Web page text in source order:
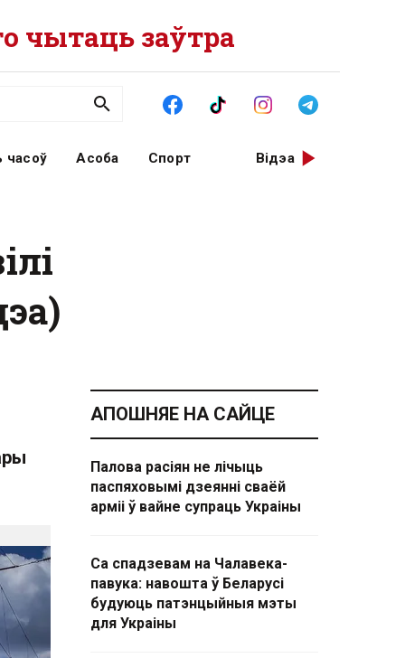
чытаць заўтра
часоў Асоба Спорт Відэа
АПОШНЯЕ НА САЙЦЕ
Палова расіян не лічыць
паспяховымі дзеянні сваёй
арміі ў вайне супраць Украіны
Са спадзевам на Чалавека-
павука: навошта ў Беларусі
будуюць патэнцыйныя мэты
для Украіны